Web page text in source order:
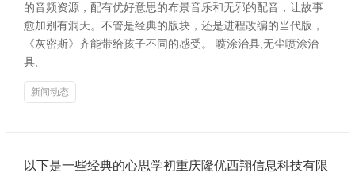
的音频资源，配有优好意思的布景音乐和无邪的配音，让故事
愈加别有洞天。不管是经典的版块，还是进程改编的当代版，
《灰密斯》齐能带给孩子不同的感受。 喷涂治具,无尘喷涂治
具,
新闻动态
以下是一些经典的心思学初重庆隆优西翔信息科技有限